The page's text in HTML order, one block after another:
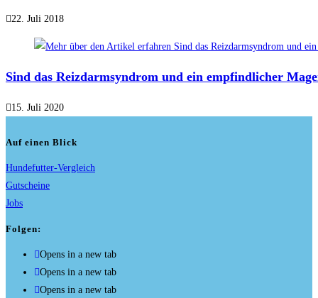
22. Juli 2018
Sind das Reizdarmsyndrom und ein empfindlicher
15. Juli 2020
Auf einen Blick
Hundefutter-Vergleich
Gutscheine
Jobs
Folgen:
Opens in a new tab
Opens in a new tab
Opens in a new tab